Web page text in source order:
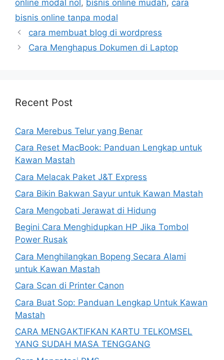
online modal nol, bisnis online mudah, cara
bisnis online tanpa modal
cara membuat blog di wordpress
Cara Menghapus Dokumen di Laptop
Recent Post
Cara Merebus Telur yang Benar
Cara Reset MacBook: Panduan Lengkap untuk
Kawan Mastah
Cara Melacak Paket J&T Express
Cara Bikin Bakwan Sayur untuk Kawan Mastah
Cara Mengobati Jerawat di Hidung
Begini Cara Menghidupkan HP Jika Tombol
Power Rusak
Cara Menghilangkan Bopeng Secara Alami
untuk Kawan Mastah
Cara Scan di Printer Canon
Cara Buat Sop: Panduan Lengkap Untuk Kawan
Mastah
CARA MENGAKTIFKAN KARTU TELKOMSEL
YANG SUDAH MASA TENGGANG